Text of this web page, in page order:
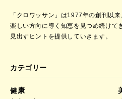
「クロワッサン」は1977年の創刊以
楽しい方向に導く知恵を見つめ続けて
見出すヒントを提供していきます。
カテゴリー
健康